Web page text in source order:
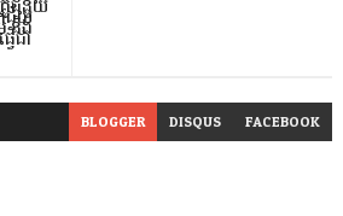
ជំនួយ
ជ័យ
និង
ើជា
BLOGGER DISQUS FACEBOOK